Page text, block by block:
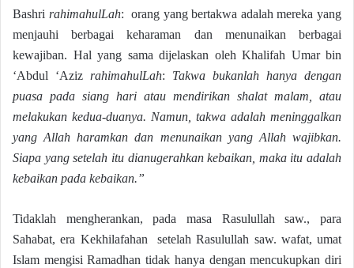
Bashri rahimahulLah: orang yang bertakwa adalah mereka yang
menjauhi berbagai keharaman dan menunaikan berbagai
kewajiban. Hal yang sama dijelaskan oleh Khalifah Umar bin
‘Abdul ‘Aziz rahimahulLah: Takwa bukanlah hanya dengan
puasa pada siang hari atau mendirikan shalat malam, atau
melakukan kedua-duanya. Namun, takwa adalah meninggalkan
yang Allah haramkan dan menunaikan yang Allah wajibkan.
Siapa yang setelah itu dianugerahkan kebaikan, maka itu adalah
kebaikan pada kebaikan.”
Tidaklah mengherankan, pada masa Rasulullah saw., para
Sahabat, era Kekhilafahan setelah Rasulullah saw. wafat, umat
Islam mengisi Ramadhan tidak hanya dengan mencukupkan diri